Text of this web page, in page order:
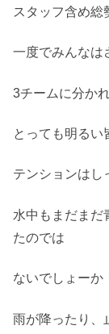
スタッフ含め総
一度でみんなは
3チームに分か
とっても明るい
テンションは
水中もまだまだ
たのでは
ないでしょーか
雨が降ったり、